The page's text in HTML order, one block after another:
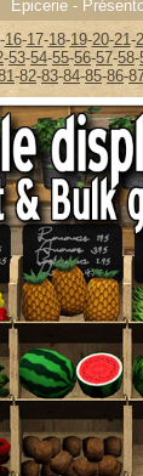
Epicerie -
-16-17-18-19-20-21-
-53-54-55-56-57-58-
-82-83-84-85-86-